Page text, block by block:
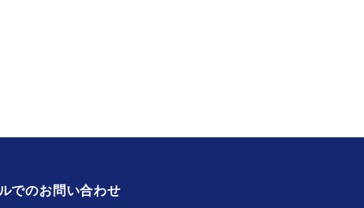
でのお問い合わせ